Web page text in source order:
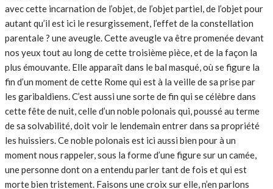
avec cette incarnation de l’objet, de l’objet partiel, de l’objet pour
autant qu’il est ici le resurgissement, l’effet de la constellation
parentale ? une aveugle. Cette aveugle va être promenée devant
nos yeux tout au long de cette troisième pièce, et de la façon la
plus émouvante. Elle apparaît dans le bal masqué, où se figure la
fin d’un moment de cette Rome qui est à la veille de sa prise par
les garibaldiens. C’est aussi une sorte de fin qui se célèbre dans
cette fête de nuit, celle d’un noble polonais qui, poussé au terme
de sa solvabilité, doit voir le lendemain entrer dans sa propriété
les huissiers. Ce noble polonais est ici aussi bien pour à un
moment nous rappeler, sous la forme d’une figure sur un camée,
une personne dont on a entendu parler tant de fois et qui est
morte bien tristement. Faisons une croix sur elle, n’en parlons